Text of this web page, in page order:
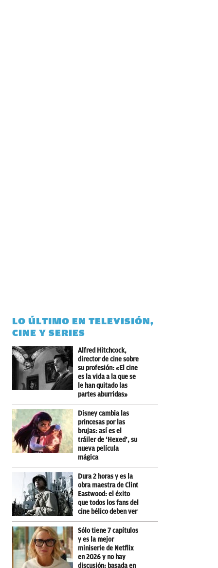
LO ÚLTIMO EN TELEVISIÓN,
CINE Y SERIES
Alfred Hitchcock,
director de cine sobre
su profesión: «El cine
es la vida a la que se
le han quitado las
partes aburridas»
Disney cambia las
princesas por las
brujas: así es el
tráiler de ‘Hexed’, su
nueva película
mágica
Dura 2 horas y es la
obra maestra de Clint
Eastwood: el éxito
que todos los fans del
cine bélico deben ver
Sólo tiene 7 capítulos
y es la mejor
miniserie de Netflix
en 2026 y no hay
discusión: basada en